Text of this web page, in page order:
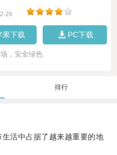
26
果下载 PC下载
，安全绿色
排行
活中占据了越来越重要的地